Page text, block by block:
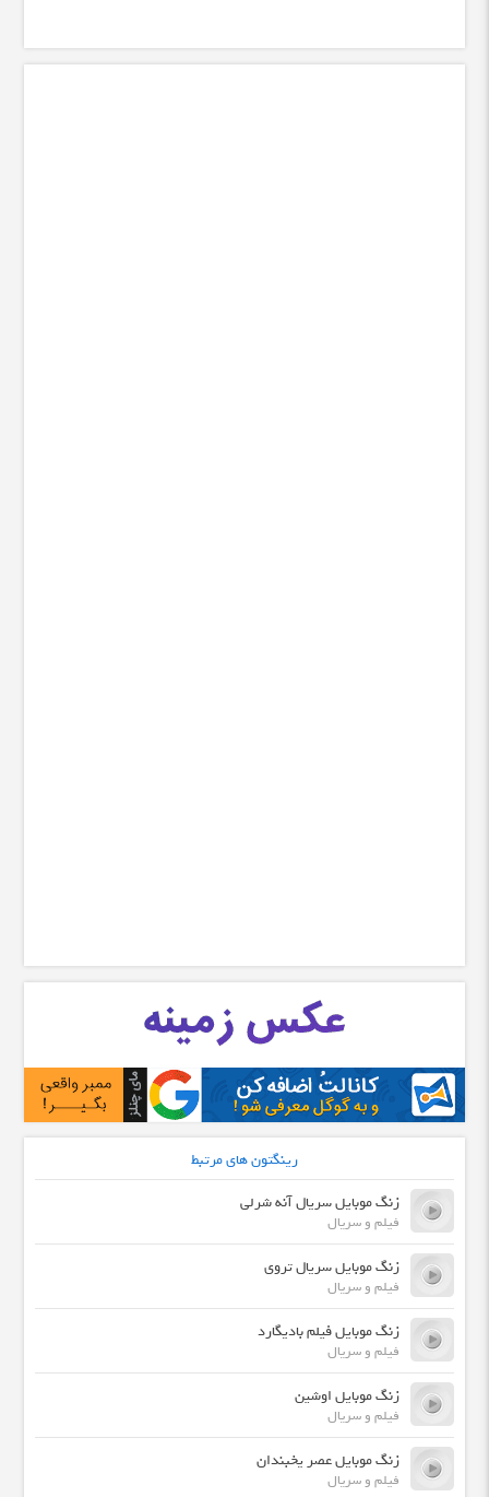
رینگتون های مرتبط
زنگ موبایل سریال آنه شرلی
فیلم و سریال
زنگ موبایل سریال تروی
فیلم و سریال
زنگ موبایل فیلم بادیگارد
فیلم و سریال
زنگ موبایل اوشین
فیلم و سریال
زنگ موبایل عصر یخبندان
فیلم و سریال